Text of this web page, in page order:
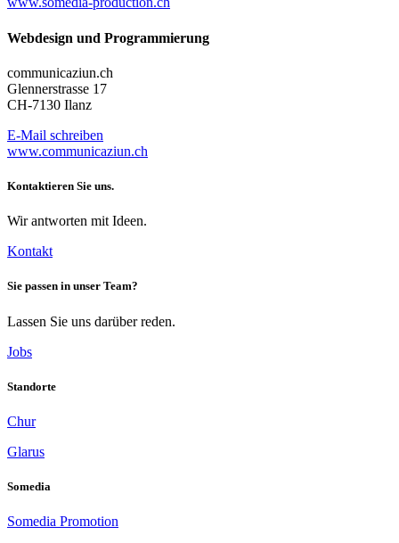
Webdesign und Programmierung
communicaziun.ch
Glennerstrasse 17
CH-7130 Ilanz
E-Mail schreiben
www.communicaziun.ch
Kontaktieren Sie uns.
Wir antworten mit Ideen.
Kontakt
Sie passen in unser Team?
Lassen Sie uns darüber reden.
Jobs
Standorte
Chur
Glarus
Somedia
Somedia Promotion